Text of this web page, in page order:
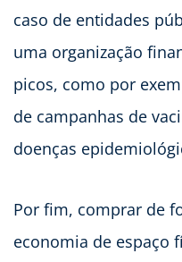
caso de entidades
uma organização
picos, como por
de campanhas de
doenças
Por fim, comprar de
economia de espaço